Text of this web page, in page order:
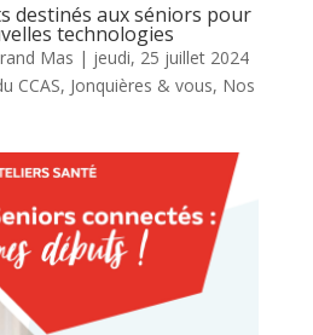
destinés aux séniors pour
technologies
Mas | jeudi, 25 juillet 2024
CCAS, Jonquières & vous, Nos